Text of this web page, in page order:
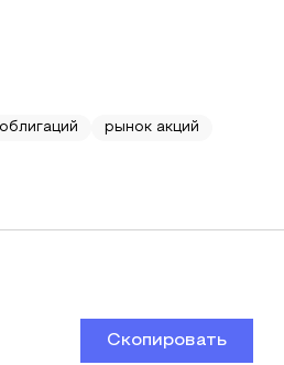
рынок акций
Скопировать